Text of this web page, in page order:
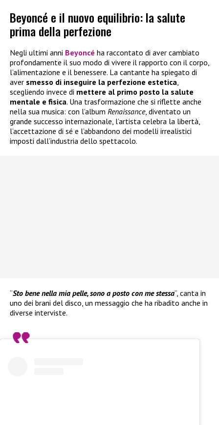
Beyoncé e il nuovo equilibrio: la salute
prima della perfezione
Negli ultimi anni Beyoncé ha raccontato di aver cambiato
profondamente il suo modo di vivere il rapporto con il corpo,
l’alimentazione e il benessere. La cantante ha spiegato di
aver smesso di inseguire la perfezione estetica,
scegliendo invece di mettere al primo posto la salute
mentale e fisica. Una trasformazione che si riflette anche
nella sua musica: con l’album Renaissance, diventato un
grande successo internazionale, l’artista celebra la libertà,
l’accettazione di sé e l’abbandono dei modelli irrealistici
imposti dall’industria dello spettacolo.
“Sto bene nella mia pelle, sono a posto con me stessa“, canta in
uno dei brani del disco, un messaggio che ha ribadito anche in
diverse interviste.